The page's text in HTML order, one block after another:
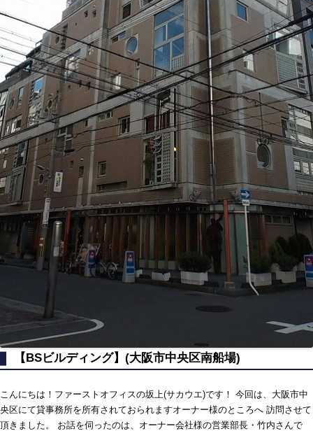
【BSビルディング】(大阪市中央区南船場)
こんにちは！ファーストオフィスの坂上(サカウエ)です！ 今回は、大阪市中
央区にて貸事務所を所有されておられますオーナー様のところへ 訪問させて
頂きました。 お話を伺ったのは、オーナー会社様の営業部長・竹内さんで